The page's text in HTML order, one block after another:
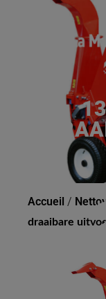
Accueil /
draaibare uitvoer